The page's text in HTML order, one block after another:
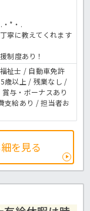
・*・.
寧に教えてくれます
制度あり！
祉士 / 自動車免許
歳以上 / 残業なし /
与・ボーナスあり
支給あり / 担当者お
を見る